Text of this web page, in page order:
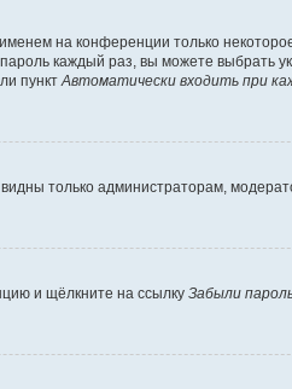
на конференции только
каждый раз, вы можете выбрать
пункт Автоматически входить при
видны только администраторам,
и щёлкните на ссылку Забыли